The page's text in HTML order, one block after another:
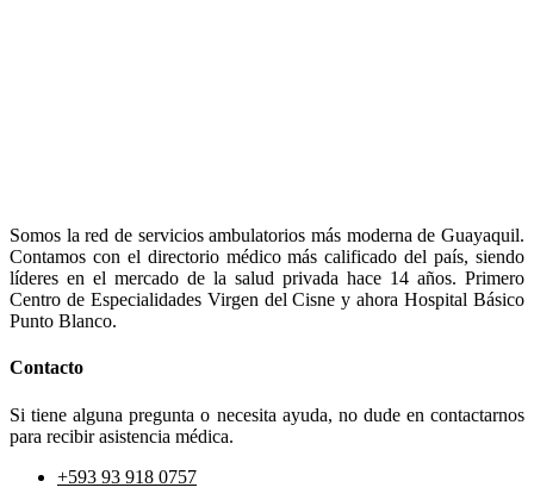
Somos la red de servicios ambulatorios más moderna de Guayaquil.
Contamos con el directorio médico más calificado del país, siendo
líderes en el mercado de la salud privada hace 14 años. Primero
Centro de Especialidades Virgen del Cisne y ahora Hospital Básico
Punto Blanco.
Contacto
Si tiene alguna pregunta o necesita ayuda, no dude en contactarnos
para recibir asistencia médica.
+593 93 918 0757